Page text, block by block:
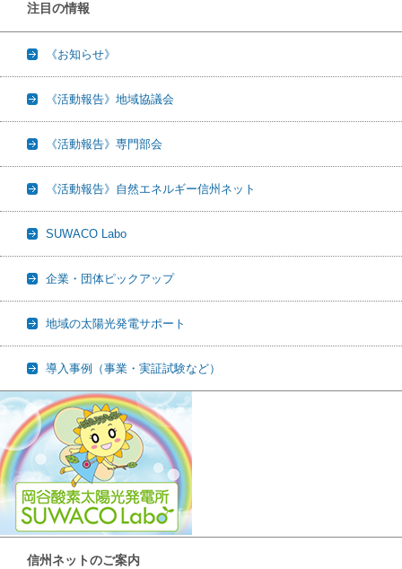
注目の情報
《お知らせ》
《活動報告》地域協議会
《活動報告》専門部会
《活動報告》自然エネルギー信州ネット
SUWACO Labo
企業・団体ピックアップ
地域の太陽光発電サポート
導入事例（事業・実証試験など）
信州ネットのご案内